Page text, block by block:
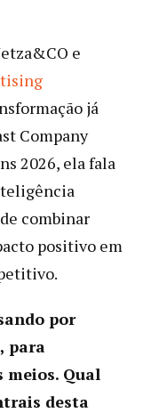
e
já
Company
2026, ela fala
combinar
positivo em
por
para
meios. Qual
desta